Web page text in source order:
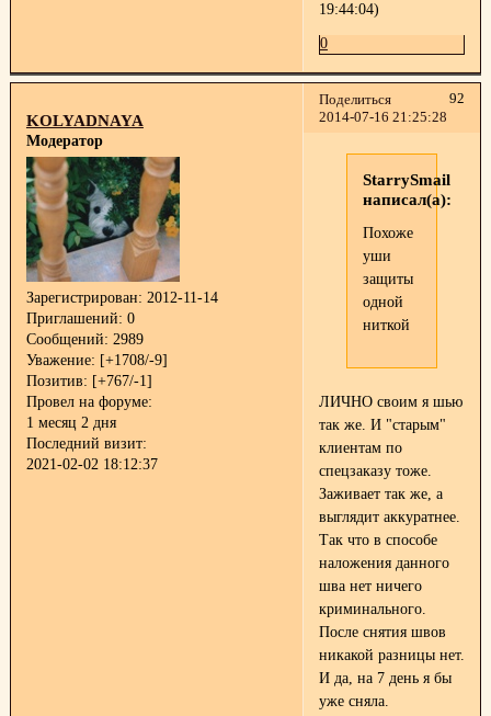
19:44:04)
0
Поделиться
92
2014-07-16 21:25:28
KOLYADNAYA
Модератор
Зарегистрирован: 2012-11-14
Приглашений: 0
Сообщений: 2989
Уважение: [+1708/-9]
Позитив: [+767/-1]
Провел на форуме:
1 месяц 2 дня
Последний визит:
2021-02-02 18:12:37
StarrySmail
написал(а):
Похоже
уши
защиты
одной
ниткой
ЛИЧНО своим я шью
так же. И "старым"
клиентам по
спецзаказу тоже.
Заживает так же, а
выглядит аккуратнее.
Так что в способе
наложения данного
шва нет ничего
криминального.
После снятия швов
никакой разницы нет.
И да, на 7 день я бы
уже сняла.